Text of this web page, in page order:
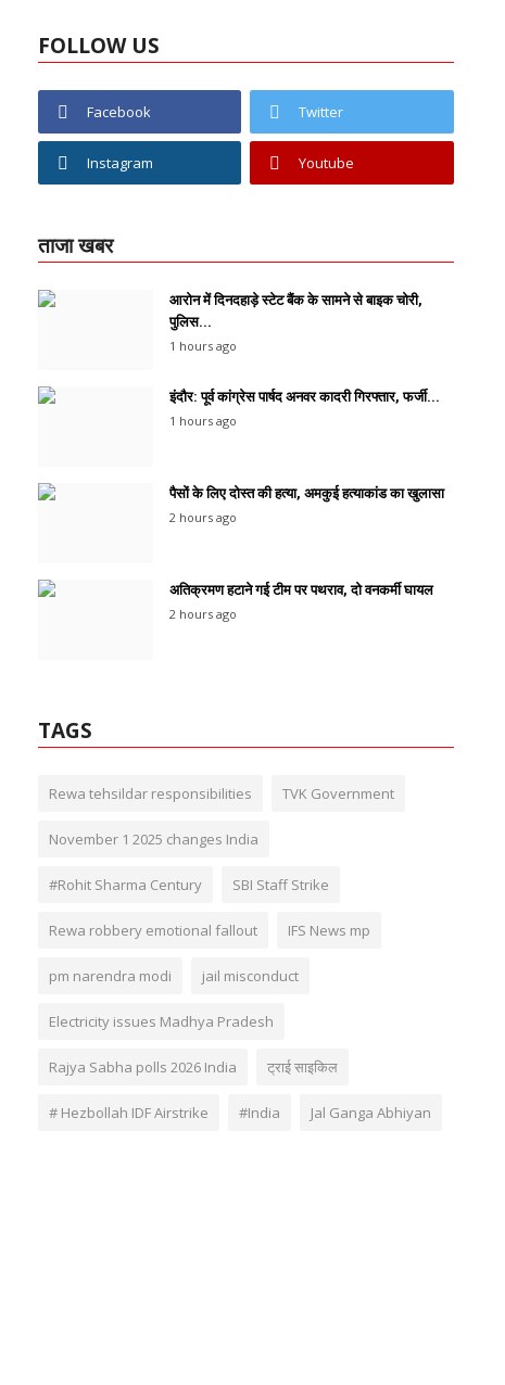
FOLLOW US
Facebook Twitter
Instagram Youtube
ताजा खबर
आरोन में दिनदहाड़े स्टेट बैंक के सामने से बाइक चोरी,
पुलिस...
1 hours ago
इंदौर: पूर्व कांग्रेस पार्षद अनवर कादरी गिरफ्तार, फर्जी...
1 hours ago
पैसों के लिए दोस्त की हत्या, अमकुई हत्याकांड का खुलासा
2 hours ago
अतिक्रमण हटाने गई टीम पर पथराव, दो वनकर्मी घायल
2 hours ago
TAGS
Rewa tehsildar responsibilities TVK Government
November 1 2025 changes India
#Rohit Sharma Century SBI Staff Strike
Rewa robbery emotional fallout IFS News mp
pm narendra modi jail misconduct
Electricity issues Madhya Pradesh
Rajya Sabha polls 2026 India ट्राई साइकिल
# Hezbollah IDF Airstrike #India Jal Ganga Abhiyan